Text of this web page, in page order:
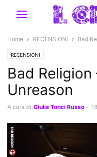
Home RECENSIONI Bad
RECENSIONI
Bad Religion
Unreason
A cura di Giulia Tonci Russo -